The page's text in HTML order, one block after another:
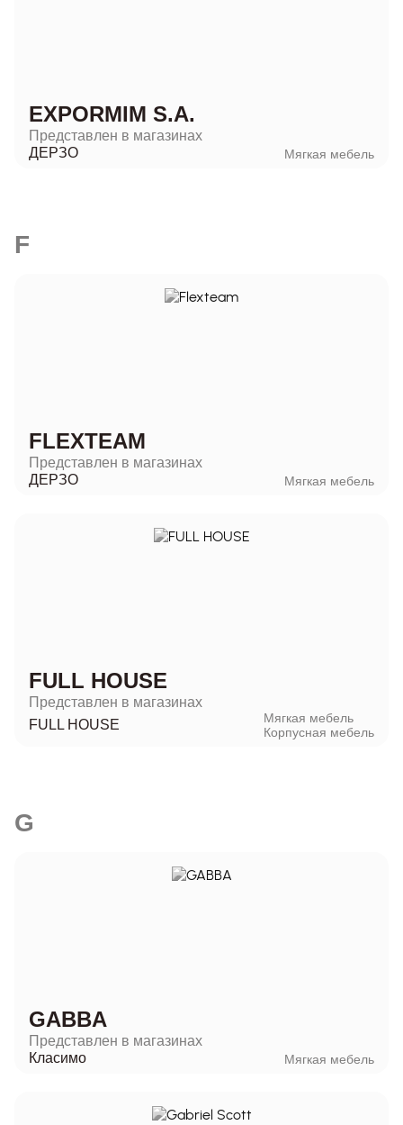
EXPORMIM S.A.
Представлен в магазинах
ДЕРЗО
Мягкая мебель
F
FLEXTEAM
Представлен в магазинах
ДЕРЗО
Мягкая мебель
FULL HOUSE
Представлен в магазинах
FULL HOUSE
Мягкая мебель
Корпусная мебель
G
GABBA
Представлен в магазинах
Класимо
Мягкая мебель